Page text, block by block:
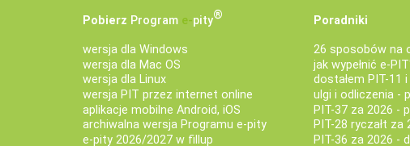
Pobierz Program e‑pity®
wersja dla Windows
wersja dla Mac OS
wersja dla Linux
wersja PIT przez internet online
aplikacje mobilne Android, iOS
archiwalna wersja Programu e-pity
e-pity 2026/2027 w fillup
Poradniki
26 sposobów na
jak wypełnić e-
dostałem PIT-11
ulgi i odliczenia -
PIT-37 za 2026 -
PIT-28 ryczałt za
PIT-36 za 2026 -